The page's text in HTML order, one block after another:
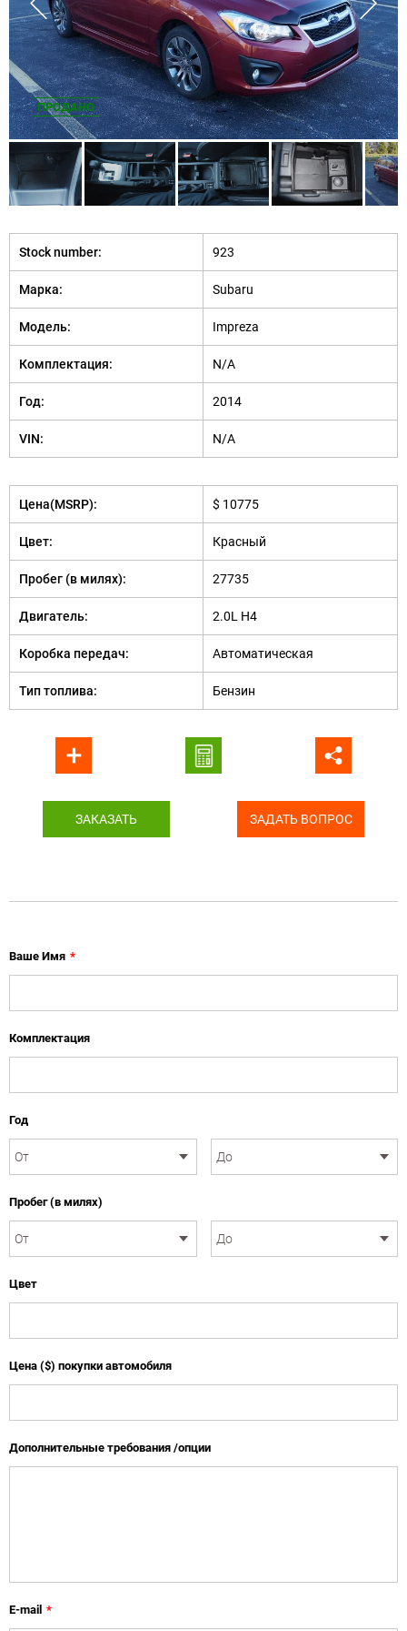
ПРОДАНО
Stock number: 923
Марка: Subaru
Модель: Impreza
Комплектация: N/A
Год: 2014
VIN: N/A
Цена(MSRP): $ 10775
Цвет: Красный
Пробег (в милях): 27735
Двигатель: 2.0L H4
Коробка передач: Автоматическая
Тип топлива: Бензин
ЗАКАЗАТЬ ЗАДАТЬ ВОПРОС
Ваше Имя *
Комплектация
Год
Пробег (в милях)
Цвет
Цена ($) покупки автомобиля
Дополнительные требования /опции
E-mail *